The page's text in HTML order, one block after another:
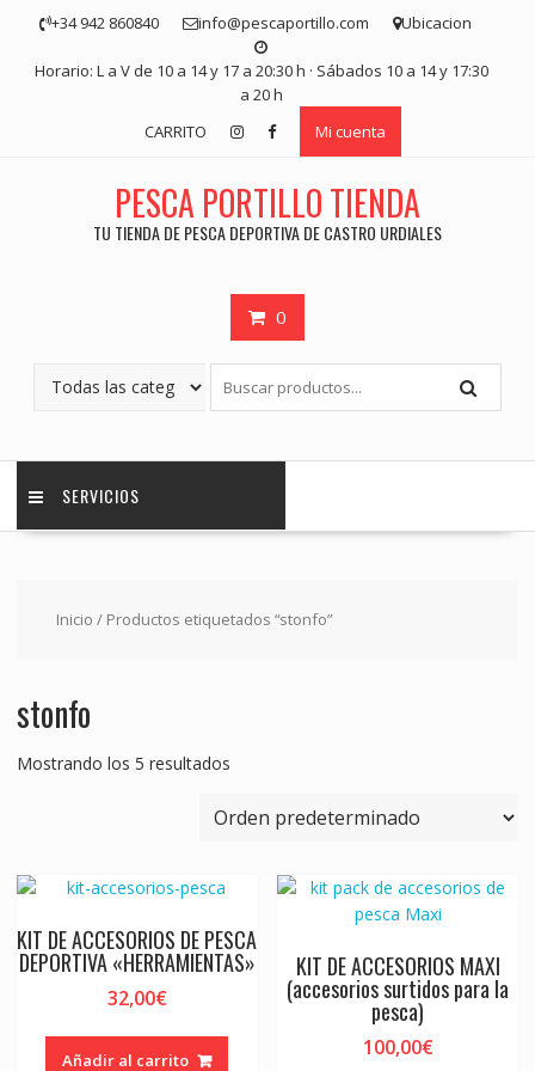
contenido
+34 942 860840 info@pescaportillo.com Ubicacion
Horario: L a V de 10 a 14 y 17 a 20:30 h · Sábados 10 a 14 y 17:30
a 20 h
CARRITO
Mi cuenta
PESCA PORTILLO TIENDA
TU TIENDA DE PESCA DEPORTIVA DE CASTRO URDIALES
0
SERVICIOS
Inicio / Productos etiquetados “stonfo”
stonfo
Mostrando los 5 resultados
KIT DE ACCESORIOS DE PESCA
DEPORTIVA «HERRAMIENTAS»
32,00€
Añadir al carrito
KIT DE ACCESORIOS MAXI
(accesorios surtidos para la
pesca)
100,00€